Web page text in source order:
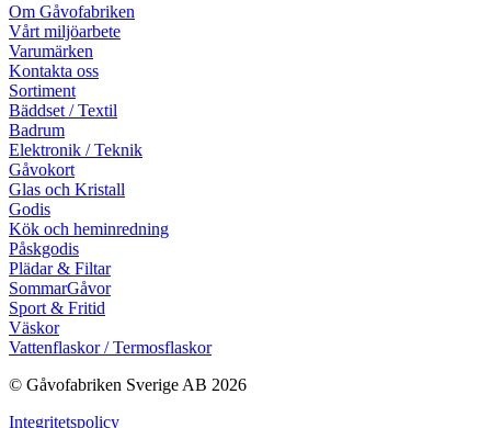
Om Gåvofabriken
Vårt miljöarbete
Varumärken
Kontakta oss
Sortiment
Bäddset / Textil
Badrum
Elektronik / Teknik
Gåvokort
Glas och Kristall
Godis
Kök och heminredning
Påskgodis
Plädar & Filtar
SommarGåvor
Sport & Fritid
Väskor
Vattenflaskor / Termosflaskor
© Gåvofabriken Sverige AB 2026
Integritetspolicy